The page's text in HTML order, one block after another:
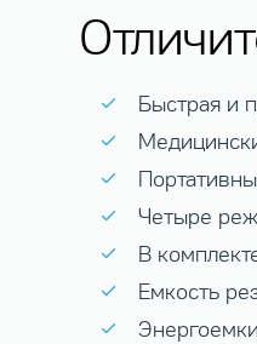
Быстрая и
Четыре
В
Емкость